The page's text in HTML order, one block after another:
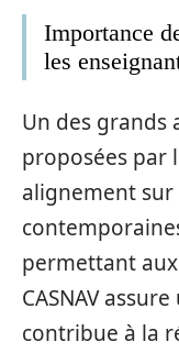
Importance
les
Un des grands
proposées par
alignement sur
permettant
CASNAV
contribue à la